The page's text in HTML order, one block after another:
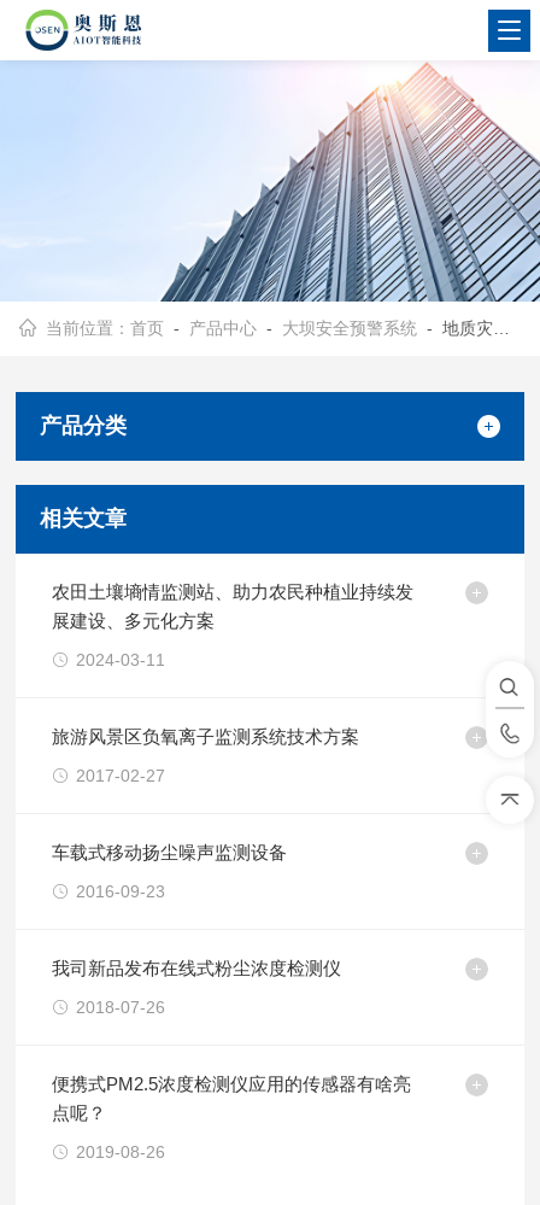
当前位置：首页 - 产品中心 - 大坝安全预警系统 - 地质灾害位移监测
产品分类
相关文章
农田土壤墒情监测站、助力农民种植业持续发
展建设、多元化方案
2024-03-11
旅游风景区负氧离子监测系统技术方案
2017-02-27
车载式移动扬尘噪声监测设备
2016-09-23
我司新品发布在线式粉尘浓度检测仪
2018-07-26
便携式PM2.5浓度检测仪应用的传感器有啥亮
点呢？
2019-08-26